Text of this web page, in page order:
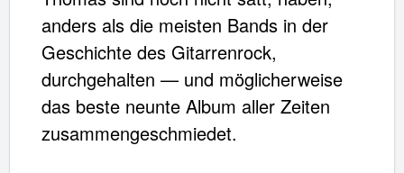
anders als die meisten Bands in der
Geschichte des Gitarrenrock,
durchgehalten — und möglicherweise
das beste neunte Album aller Zeiten
zusammengeschmiedet.